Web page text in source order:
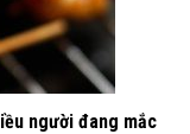
người đang mắc